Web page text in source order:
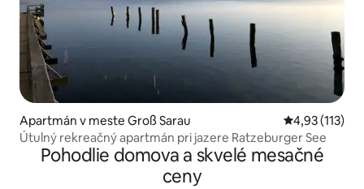
Apartmán v meste Groß Sarau Priemerné
4,93 (113)
Útulný rekreačný apartmán pri jazere Ratzeburger See
Pohodlie domova a skvelé mesačné
ceny